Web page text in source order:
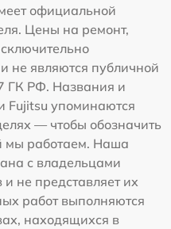
официальной
Цены на ремонт,
не являются публичной
ГК РФ. Названия и
Fujitsu упоминаются
— чтобы обозначить
мы работаем. Наша
с владельцами
не представляет их
работ выполняются
находящихся в